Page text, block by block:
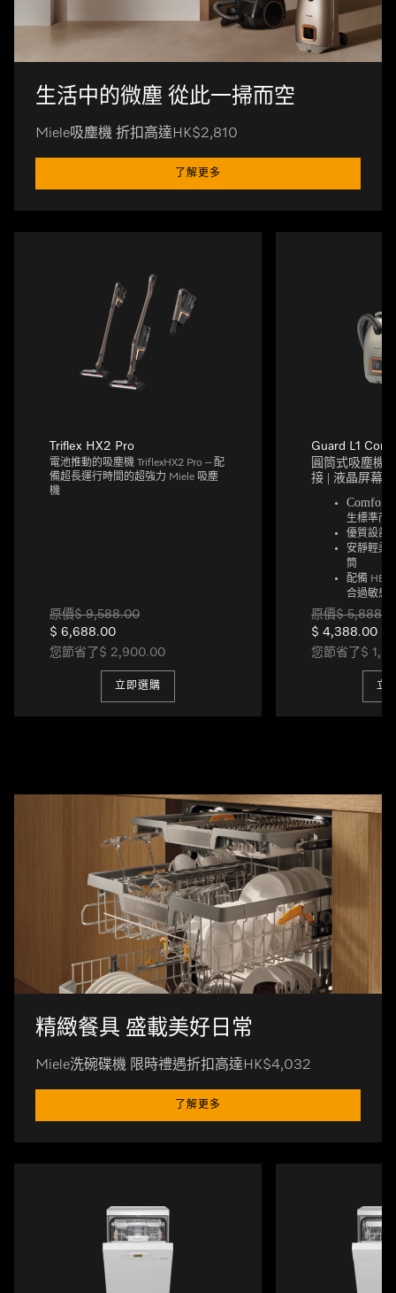
生活中的微塵 從此一掃而空
Miele吸塵機 折扣高達HK$2,810
了解更多
Triflex HX2 Pro
電池推動的吸塵機 TriflexHX2 Pro – 配
備超長運行時間的超強力 Miele 吸塵
機
原價$ 9,588.00
$ 6,688.00
您節省了$ 2,900.00
立即選購
Guard L1
圓筒式吸塵機
接 | 液晶屏幕 |
生標準而
優質設計
安靜輕柔
筒
配備
合過敏患
AllFloor
用於所有
智能聰明
帶有高級
自動模式
原價$
$ 4,388.00
您節省了$
立
精緻餐具 盛載美好日常
Miele洗碗碟機 限時禮遇折扣高達HK$4,032
了解更多